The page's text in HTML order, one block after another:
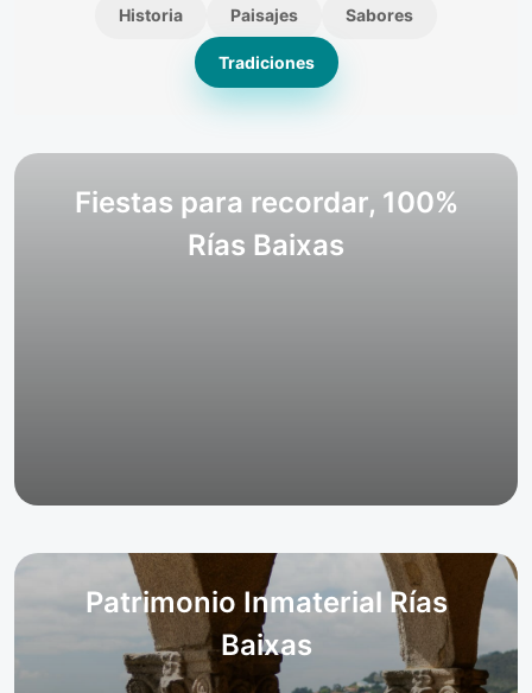
Historia Paisajes Sabores
Tradiciones
Fiestas para recordar, 100%
Rías Baixas
Patrimonio Inmaterial Rías
Baixas